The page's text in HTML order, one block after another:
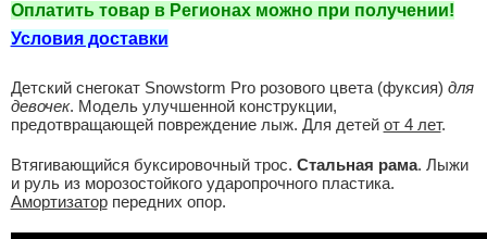
Оплатить товар в Регионах можно при получении!
Условия доставки
Детский снегокат Snowstorm Pro розового цвета (фуксия) для
девочек. Модель улучшенной конструкции,
предотвращающей повреждение лыж. Для детей от 4 лет.
Втягивающийся буксировочный трос. Стальная рама. Лыжи
и руль из морозостойкого ударопрочного пластика.
Амортизаторпередних опор.